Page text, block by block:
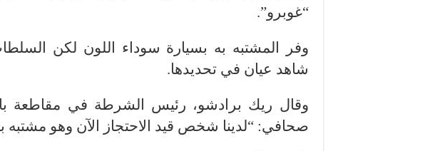
“غوبرو”.
وفر المشتبه به بسيارة سوداء اللون لكن
شاهد عيان في تحديدها.
وقال ريك برادشو، رئيس الشرطة في مقاطعة
صحافي: “لدينا شخص قيد الاحتجاز الآن وهو مشتبه